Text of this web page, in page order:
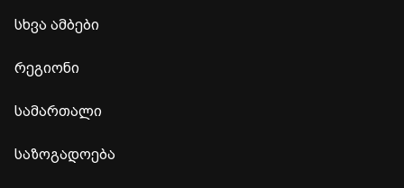
სხვა ამბები
რეგიონი
სამართალი
საზოგადოება